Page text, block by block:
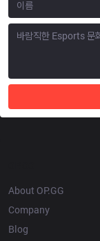
About OP.GG
Company
Blog